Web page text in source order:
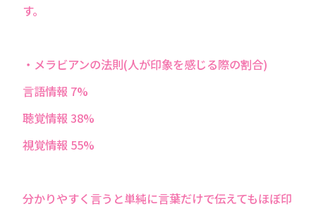
す。
・メラビアンの法則(人が印象を感じる際の割合)
言語情報 7%
聴覚情報 38%
視覚情報 55%
分かりやすく言うと単純に言葉だけで伝えてもほぼ印